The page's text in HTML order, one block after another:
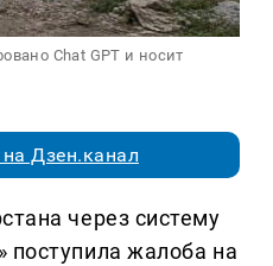
Chat GPT и носит
Дзен.канал
через систему
поступила жалоба на